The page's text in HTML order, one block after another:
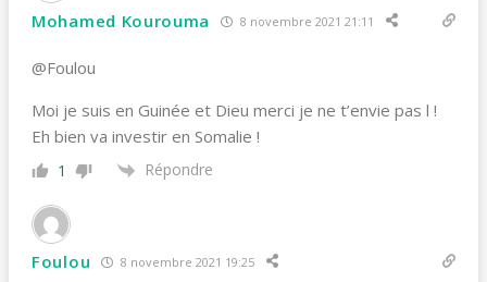
Mohamed Kourouma 8 novembre 2021 21:11
@Foulou
Moi je suis en Guinée et Dieu merci je ne t’envie pas l !
Eh bien va investir en Somalie !
1 Répondre
Foulou 8 novembre 2021 19:25